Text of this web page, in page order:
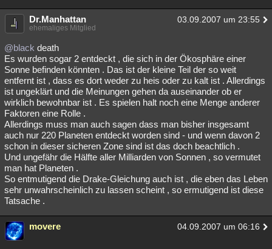
Dr.Manhattan 03.09.2007 um 23:55
ehemaliges Mitglied
@black death
Es wurden sogar 2 entdeckt , die sich in der Ökosphäre einer
Sonne befinden könnten . Das ist der kleine Teil der so weit
entfernt ist , dass es dort weder zu heis oder zu kalt ist . Allerdings
ist ungeklärt und die Meinungen gehen da auseinander ob er
wirklich bewohnbar ist . Es spielen halt noch eine Menge anderer
Faktoren eine Rolle .
Allerdings muss man auch sagen dass man bisher insgesamt
auch nur 220 Planeten entdeckt worden sind - und wenn davon 2
schon in dieser sicheren Zone sind ist das doch beachtlich .
Und ungefähr die Hälfte aller Milliarden von Sonnen , so vermutet
man hat Planeten .
So entmutigend die Drake-Gleichung auch ist , die eben das Leben
sehr unwahrscheinlich zu lassen scheint , so ermutigend ist diese
Tatsache .
movere 04.09.2007 um 06:16